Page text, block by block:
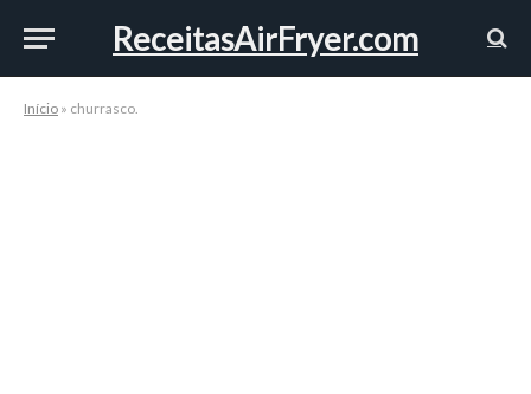
ReceitasAirFryer.com
Início » churrasco.